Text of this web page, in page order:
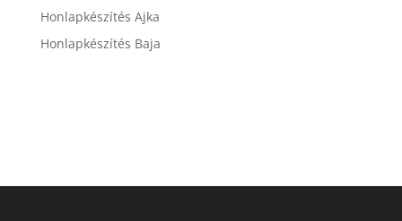
Honlapkészítés Ajka
Honlapkészítés Baja